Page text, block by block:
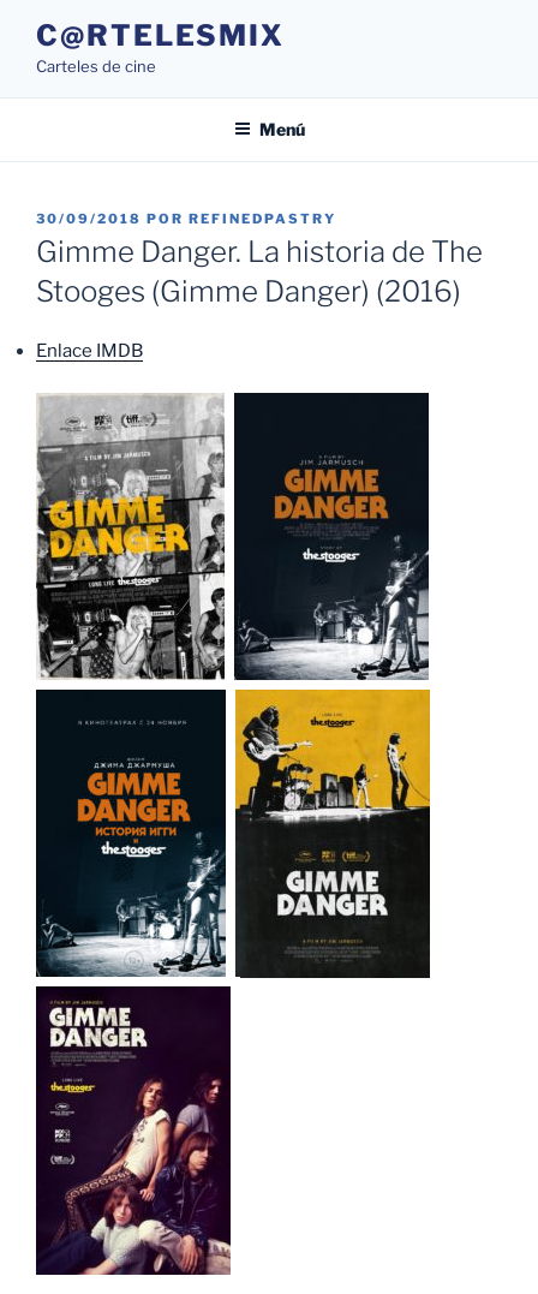
contenido
C@RTELESMIX
Carteles de cine
Menú
PUBLICADO
EL
30/09/2018 POR REFINEDPASTRY
Gimme Danger. La historia de The
Stooges (Gimme Danger) (2016)
Enlace IMDB